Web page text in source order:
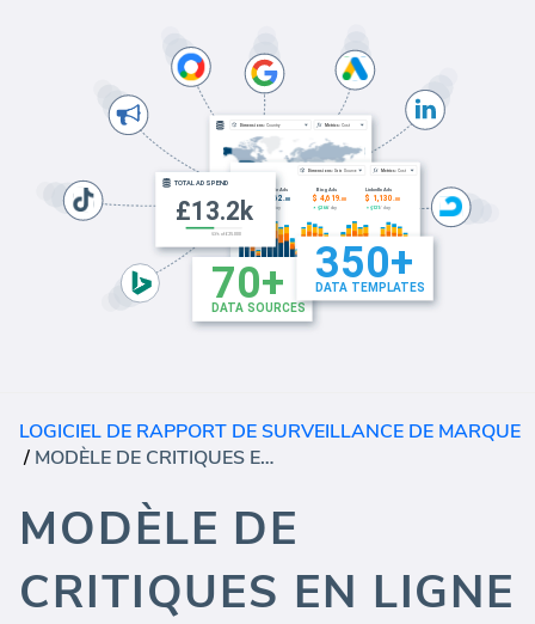
LOGICIEL DE RAPPORT DE SURVEILLANCE DE MARQUE
/
MODÈLE DE CRITIQUES EN LIGNE YELP (RAPPORT)
MODÈLE DE
CRITIQUES EN LIGNE